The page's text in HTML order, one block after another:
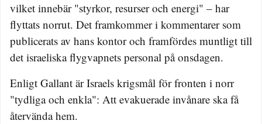
vilket innebär "styrkor, resurser och energi" – har
flyttats norrut. Det framkommer i kommentarer som
publicerats av hans kontor och framfördes muntligt till
det israeliska flygvapnets personal på onsdagen.
Enligt Gallant är Israels krigsmål för fronten i norr
"tydliga och enkla": Att evakuerade invånare ska få
återvända hem.